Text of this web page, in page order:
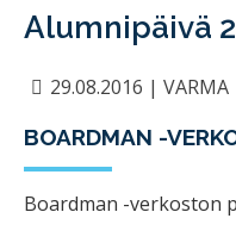
Alumnipäivä
29.08.2016 |VARMA
BOARDMAN -
Boardman -verkoston